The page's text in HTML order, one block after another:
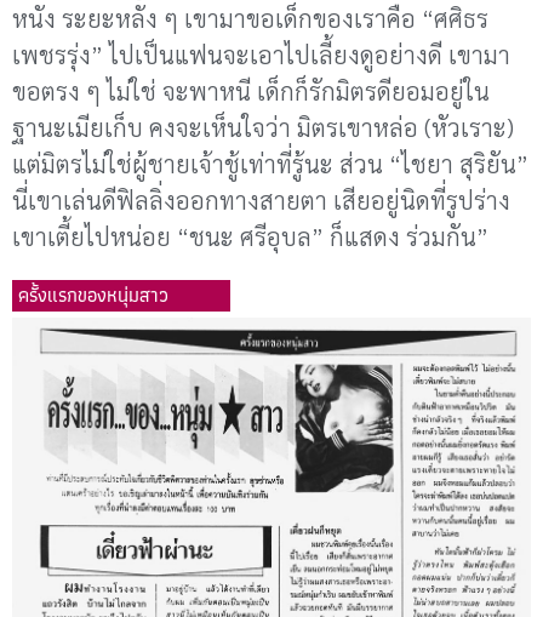
หนัง ระยะหลัง ๆ เขามาขอเด็กของเราคือ “ศศิธร
เพชรรุ่ง” ไปเป็นแฟนจะเอาไปเลี้ยงดูอย่างดี เขามา
ขอตรง ๆ ไม่ใช่ จะพาหนี เด็กก็รักมิตรดียอมอยู่ใน
ฐานะเมียเก็บ คงจะเห็นใจว่า มิตรเขาหล่อ (หัวเราะ)
แต่มิตรไม่ใช่ผู้ชายเจ้าชู้เท่าที่รู้นะ ส่วน “ไชยา สุริยัน”
นี่เขาเล่นดีฟิลลิ่งออกทางสายตา เสียอยู่นิดที่รูปร่าง
เขาเตี้ยไปหน่อย “ชนะ ศรีอุบล” ก็แสดง ร่วมกัน”
ครั้งแรกของหนุ่มสาว